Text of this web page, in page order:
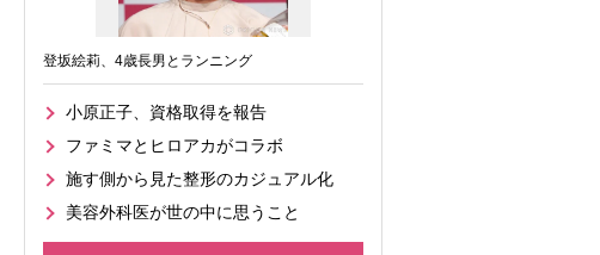
登坂絵莉、4歳長男とランニング
小原正子、資格取得を報告
ファミマとヒロアカがコラボ
施す側から見た整形のカジュアル化
美容外科医が世の中に思うこと